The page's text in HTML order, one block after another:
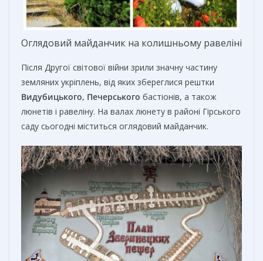
Оглядовий майданчик на колишньому равеліні
Після Другої світової війни зрили значну частину
земляних укріплень, від яких збереглися рештки
Видубицького, Печерського бастіонів, а також
люнетів і равеліну. На валах люнету в районі Гірського
саду сьогодні міститься оглядовий майданчик.